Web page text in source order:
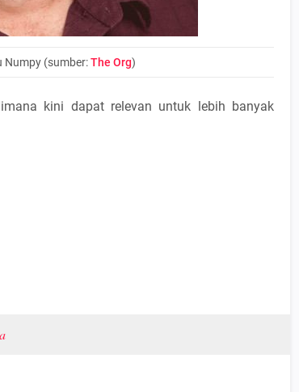
Numpy (sumber:The Org)
kini dapat relevan untuk lebih banyak